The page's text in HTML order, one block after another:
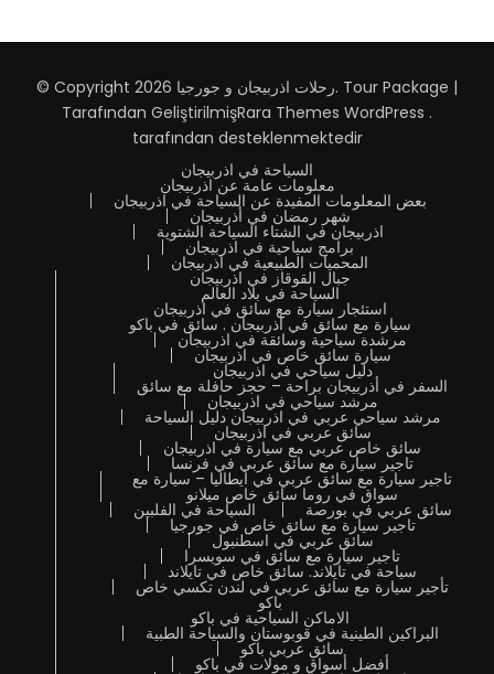
© Copyright 2026 رحلات اذربيجان و جورجيا. Tour Package |
Tarafından GeliştirilmişRara Themes WordPress .
tarafından desteklenmektedir
السياحة في اذربيجان
معلومات عامة عن اذربيجان
بعض المعلومات المفيدة عن السياحة في اذربيجان
شهر رمضان في أذربيجان
اذربيجان في الشتاء السياحة الشتوية
برامج سياحية في اذربيجان
المحميات الطبيعية في اذربيجان
جبال القوقاز في اذربيجان
السياحة في بلاد العالم
استئجار سيارة مع سائق في اذربيجان
سيارة مع سائق في أذربيجان . سائق في باكو
مرشدة سياحية وسائقة في اذربيجان
سيارة سائق خاص في اذربيجان
دليل سياحي في اذربيجان
السفر في أذربيجان براحة – حجز حافلة مع سائق
مرشد سياحي في اذربيجان
مرشد سياحي عربي في اذربيجان دليل السياحة
سائق عربي في اذربيجان
سائق خاص عربي مع سيارة في اذربيجان
تاجير سيارة مع سائق عربي في فرنسا
تاجير سيارة مع سائق عربي في ايطاليا – سيارة مع
سواق في روما سائق خاص ميلانو
السياحة في الفلبين سائق عربي في بورصة
تاجير سيارة مع سائق خاص في جورجيا
سائق عربي في اسطنبول
تاجير سيارة مع سائق في سويسرا
سياحة في تايلاند. سائق خاص في تايلاند
تأجير سيارة مع سائق عربي في لندن تكسي خاص
باكو
الاماكن السياحية في باكو
البراكين الطينية في قوبوستان والسياحة الطبية
سائق عربي باكو
أفضل أسواق و مولات في باكو